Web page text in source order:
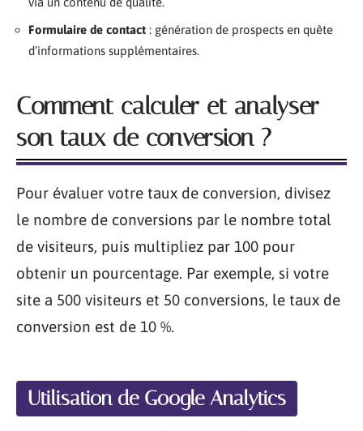
Formulaire de contact : génération de prospects en quête
d’informations supplémentaires.
Comment calculer et analyser
son taux de conversion ?
Pour évaluer votre taux de conversion, divisez
le nombre de conversions par le nombre total
de visiteurs, puis multipliez par 100 pour
obtenir un pourcentage. Par exemple, si votre
site a 500 visiteurs et 50 conversions, le taux de
conversion est de 10 %.
Utilisation de Google Analytics